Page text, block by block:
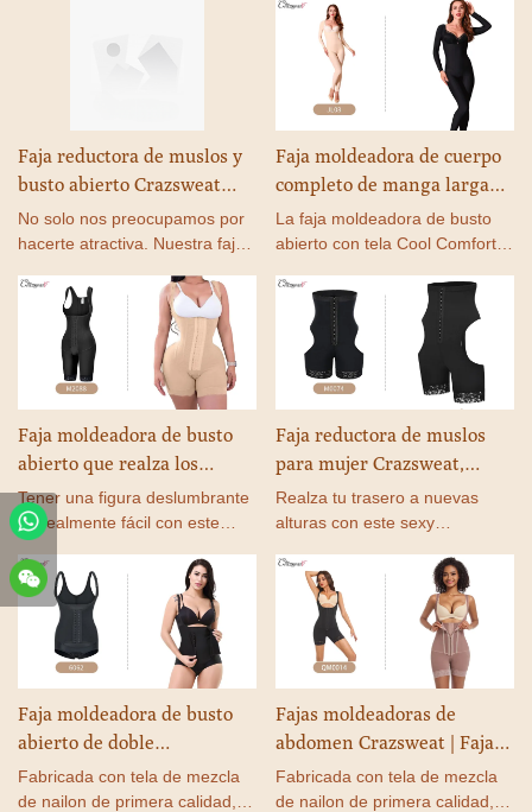
solo sientas seguridad.
te dará la silueta de tus
sueños.
Faja reductora de muslos y
busto abierto Crazsweat
para mujer | Faja
moldeadora de cuerpo
glúteos. Fabricante: M1073
No solo nos preocupamos por
hacerte atractiva. Nuestra faja
te dará la silueta de tus
sueños.
Faja moldeadora de cuerpo
completo de manga larga
Crazsweat | Faja
moldeadora de muslos y
Fabricante #JL03
La faja moldeadora de busto
abierto con tela Cool Comfort
el sudor de la piel y
manteniéndote fresca y
cómoda con estilo.
Faja moldeadora de busto
abierto que realza los
glúteos Crazsweat | Faja
moldeadora de abdomen y
los muslos para mujeres
Fabricante n.° M2088
Tener una figura deslumbrante
es realmente fácil con este
Esta prenda de compresión
puede ser el mejor aliado para
tu rutina diaria.
Faja reductora de muslos
para mujer Crazsweat,
moldeadora de abdomen y
cintura alta, moldeadora de
M0074
Realza tu trasero a nuevas
alturas con este sexy
tiene una abertura circular en
la parte posterior para realzar
tu trasero de forma natural.
Faja moldeadora de busto
abierto de doble
compresión Crazsweat | Faja
moldeadora de glúteos y
Fabricada con tela de mezcla
de nailon de primera calidad,
Fajas moldeadoras de
abdomen Crazsweat | Fajas
moldeadoras de compresión
posoperatorias para
Fabricada con tela de mezcla
de nailon de primera calidad,